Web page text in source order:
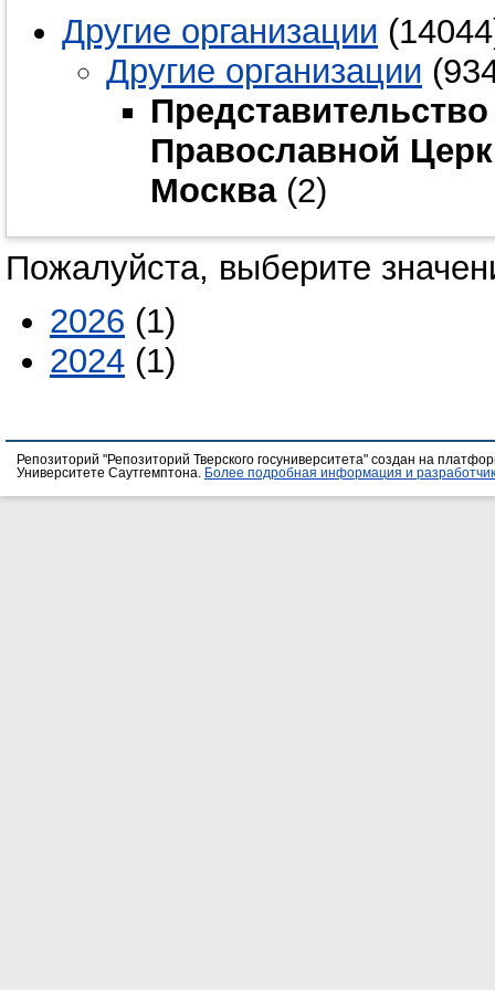
Другие организации
Другие организации
Православной
Москва(2)
Пожалуйста, выберите
2026 (1)
2024 (1)
Репозиторий "Репозиторий Тверского госуниверситета" создан на
Университете Саутгемптона.
Более подробная информация и